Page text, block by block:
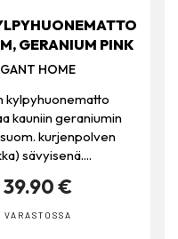
GERANIUM PINK
GANT HOME
kylpyhuonematto
kauniin geraniumin
kurjenpolven
sävyisenä....
39.90 €
VARASTOSSA